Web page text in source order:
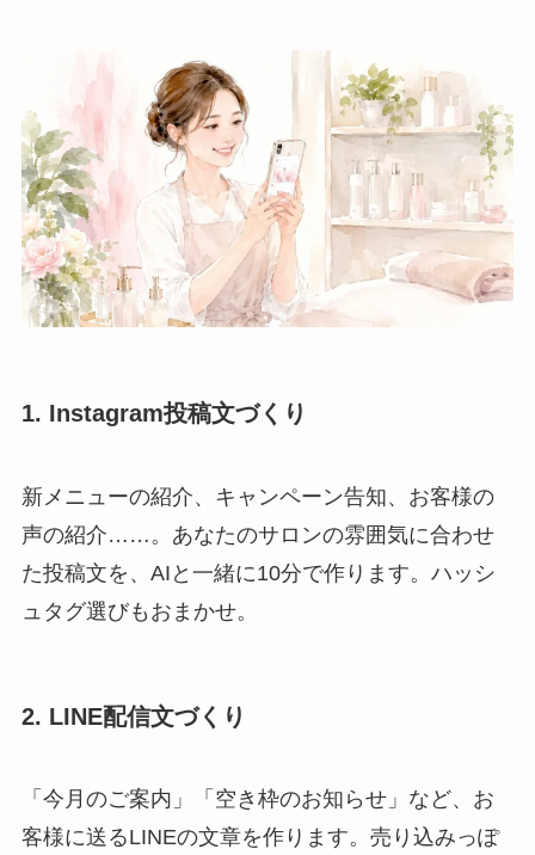
1. Instagram投稿文づくり
新メニューの紹介、キャンペーン告知、お客様の
声の紹介……。あなたのサロンの雰囲気に合わせ
た投稿文を、AIと一緒に10分で作ります。ハッシ
ュタグ選びもおまかせ。
2. LINE配信文づくり
「今月のご案内」「空き枠のお知らせ」など、お
客様に送るLINEの文章を作ります。売り込みっぽ